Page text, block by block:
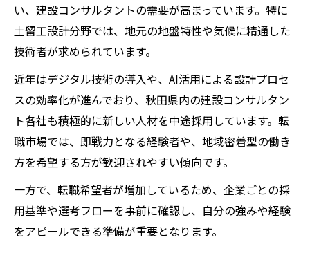
建設コンサルタントならではの安定性とは
土留工設計分野で実現する長期雇用の秘訣
中途採用で転職後の生活が安定する理由
建設コンサルタントの福利厚生と働きやす
さ
転職者が感じる建設コンサルタントの魅力
土留工設計分野でキャリアアップを目指すなら
例
土留工設計分野で評価される実務経験とは
い、建設コンサルタントの需要が高まっています。特に
土留工設計分野では、地元の地盤特性や気候に精通した
技術者が求められています。
近年はデジタル技術の導入や、AI活用による設計プロセ
スの効率化が進んでおり、秋田県内の建設コンサルタン
ト各社も積極的に新しい人材を中途採用しています。転
職市場では、即戦力となる経験者や、地域密着型の働き
方を希望する方が歓迎されやすい傾向です。
一方で、転職希望者が増加しているため、企業ごとの採
用基準や選考フローを事前に確認し、自分の強みや経験
をアピールできる準備が重要となります。